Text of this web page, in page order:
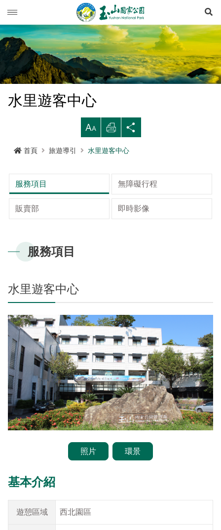
玉山動態
新聞快訊
活動列車
活動報名
登山步道開放狀況
園區氣象
RSS訂閱
旅遊導引
旅遊須知
遊憩型態
緊急連絡電話
西北園區
東部園區
水里遊客中心
塔塔加遊客中心
梅山遊客中心
線上預約
線上預約申請
線上預約進度查詢
登高登頂紀念證書申辦
登山資訊
登山資訊總覽
步道分級與步道系統
登山安全
高山急難救護
可通訊參考點
防疫期間登山守則
八通關越嶺步道系統
南橫三山及關山步道系統
南二段步道系統
馬博拉斯橫斷步道系統
生態保育
地形
地質
水文
植物
歷史人文
布農族
八通關古道
玉山腳下的子民
黑熊專區
臺灣黑熊科普
黑熊通報
黑熊骨骼標本特展
科研基地
科研成果
路死動物調查成果
生態保育資訊
採集證申請
生物多樣性平台
Taibif系統
保育類野生動物名錄
環教理念
課程介紹
環教預約
多媒體專區
線上玉山
影音出版品
旅遊摺頁
行政服務
玉山國家公園
我們的願景
處長簡介
法律規範
預決算及會計報告
通盤檢討
數位典藏
業務統計
請願及訴願
建造及使用執照案件統計
利益衝突迴避揭露專區
意見信箱
檔案應用專區
線上檔案展
檔案應用申請服務
檔案知識補給站
檔案應用活動
玉山國公園粉絲專頁
民眾申辦服務
民眾申辦服務
申辦項目查詢
語言Language
English
한국어
Bahasa Melayu
Tiếng Việt
Taglog
ไทย
Bahasa indonesia
España
網站導覽
首長信箱
Facebook
水里遊客中心
大 列
印 享
首頁 旅遊導引 水里遊客中心
服務項目 無障礙行程
販賣部 即時影像
服務項目
水里遊客中心
照片 環景
基本介紹
遊憩區域 西北園區